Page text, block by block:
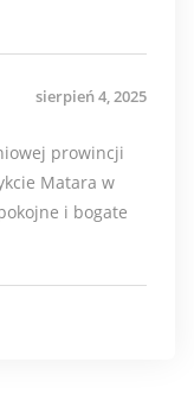
sierpień 4, 2025
prowincji
Matara w
i bogate